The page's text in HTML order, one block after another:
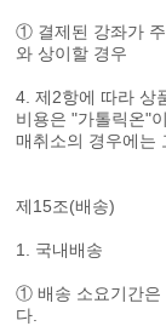
① 결제된 강좌가
와 상이할 경우
4. 제2항에 따라 상
비용은 "가톨릭온"
매취소의 경우에는
제15조(배송)
1. 국내배송
① 배송 소요기간은
다.